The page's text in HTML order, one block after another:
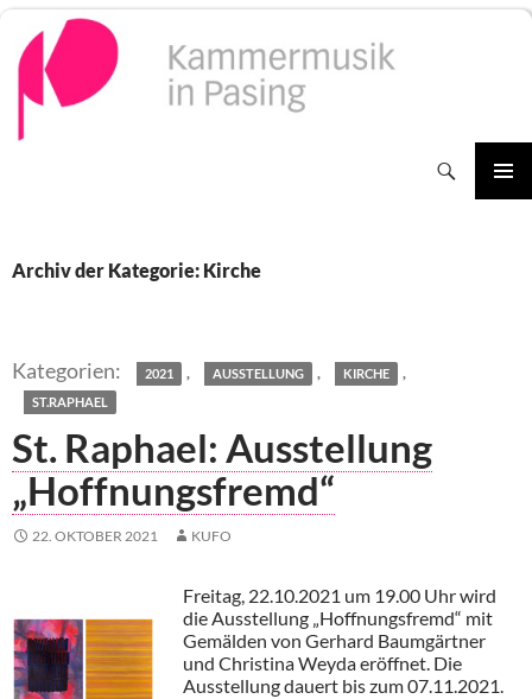
Inhalt
springen
Archiv der Kategorie: Kirche
2021 , AUSSTELLUNG , KIRCHE ,
ST.RAPHAEL
St. Raphael: Ausstellung
„Hoffnungsfremd“
22. OKTOBER 2021 KUFO
Freitag, 22.10.2021 um 19.00 Uhr wird
die Ausstellung „Hoffnungsfremd“ mit
Gemälden von Gerhard Baumgärtner
und Christina Weyda eröffnet. Die
Ausstellung dauert bis zum 07.11.2021.